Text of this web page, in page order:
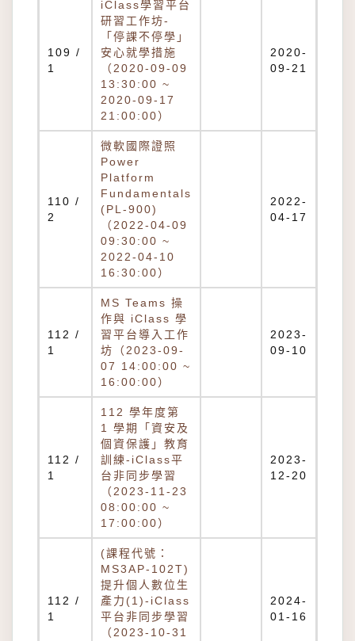
109 /
1
iClass學習平台
研習工作坊-
「停課不停學」
安心就學措施
（2020-09-09
13:30:00 ~
2020-09-17
21:00:00）
2020-
09-21
110 /
2
微軟國際證照
Power
Platform
Fundamentals
(PL-900)
（2022-04-09
09:30:00 ~
2022-04-10
16:30:00）
2022-
04-17
112 /
1
MS Teams 操
作與 iClass 學
習平台導入工作
坊（2023-09-
07 14:00:00 ~
16:00:00）
2023-
09-10
112 /
1
112 學年度第
1 學期「資安及
個資保護」教育
訓練-iClass平
台非同步學習
（2023-11-23
08:00:00 ~
17:00:00）
2023-
12-20
112 /
1
(課程代號：
MS3AP-102T)
提升個人數位生
產力(1)-iClass
平台非同步學習
（2023-10-31
2024-
01-16